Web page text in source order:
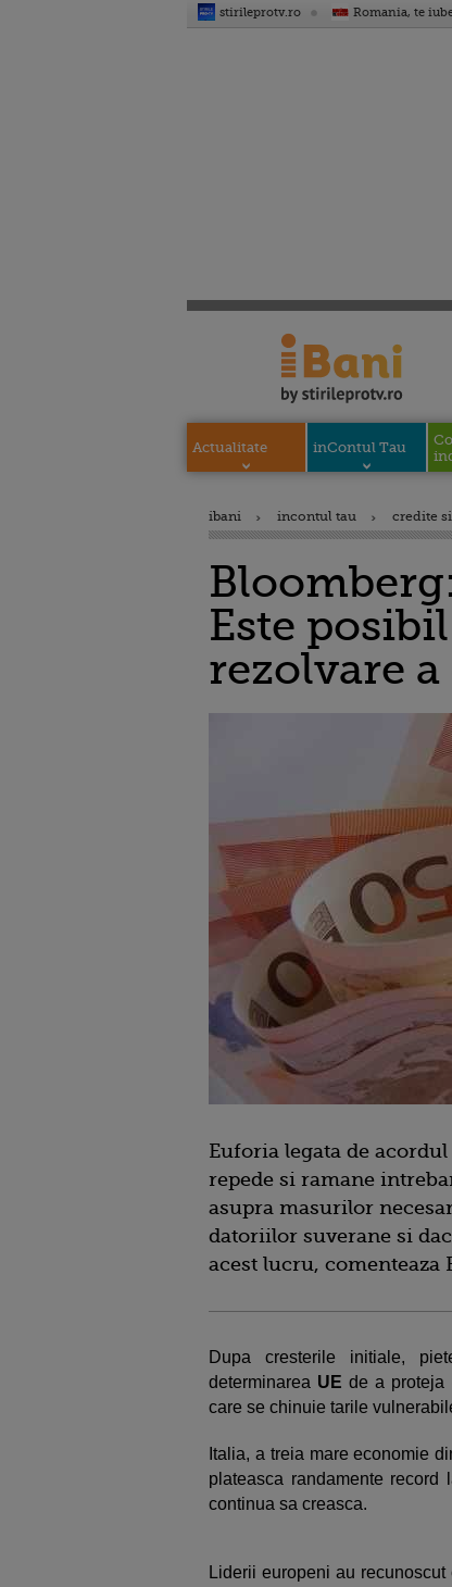
stirileprotv.ro Romania, te
Actualitate inContul Tau
ibani incontul tau credite
Este
rezolvare
Euforia legata de
repede si ramane
asupra masurilor
datoriilor suverane si
acest lucru, comenteaza
Dupa cresterile initiale,
determinarea UEde a proteja
care se chinuie tarile
Italia, a treia mare economie
plateasca randamente
continua sa creasca.
Liderii europeni au